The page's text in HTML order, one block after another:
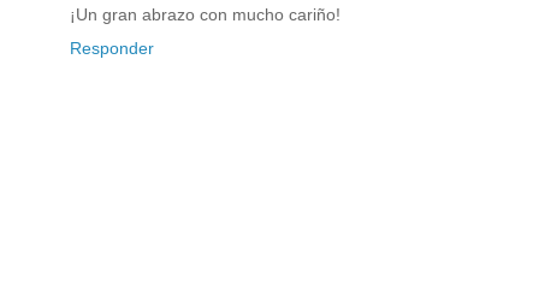
¡Un gran abrazo con mucho cariño!
Responder